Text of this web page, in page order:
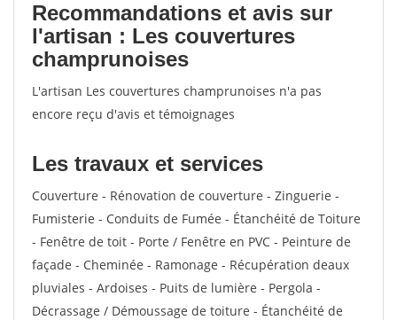
Recommandations et avis sur
l'artisan : Les couvertures
champrunoises
L'artisan Les couvertures champrunoises n'a pas
encore reçu d'avis et témoignages
Les travaux et services
Couverture - Rénovation de couverture - Zinguerie -
Fumisterie - Conduits de Fumée - Étanchéité de Toiture
- Fenêtre de toit - Porte / Fenêtre en PVC - Peinture de
façade - Cheminée - Ramonage - Récupération deaux
pluviales - Ardoises - Puits de lumière - Pergola -
Décrassage / Démoussage de toiture - Étanchéité de